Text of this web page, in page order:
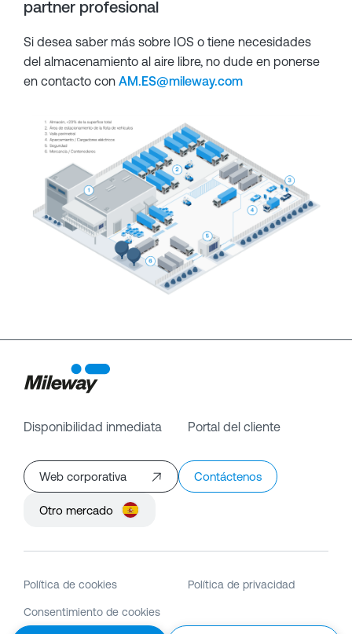
partner profesional
Si desea saber más sobre IOS o tiene necesidades
del almacenamiento al aire libre, no dude en ponerse
en contacto con AM.ES@mileway.com
Disponibilidad inmediata Portal del cliente
Web corporativa Contáctenos
Otro mercado
Política de cookies Política de privacidad
Consentimiento de cookies